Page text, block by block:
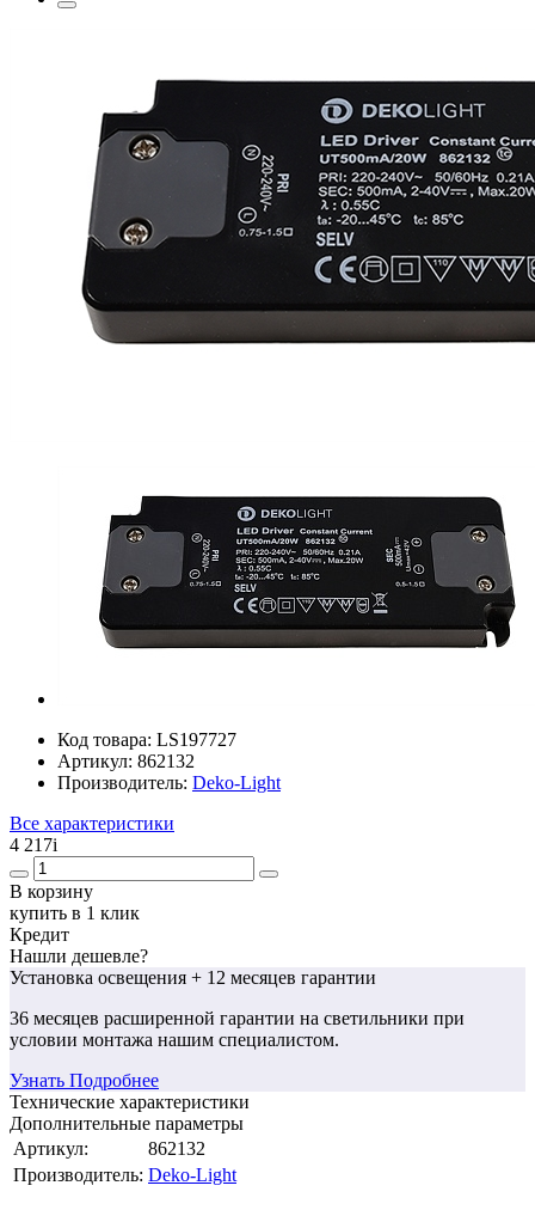
Код товара: LS197727
Артикул: 862132
Производитель: Deko-Light
Все характеристики
4 217i
В корзину
купить в 1 клик
Кредит
Нашли дешевле?
Установка освещения + 12 месяцев гарантии
36 месяцев расширенной гарантии на светильники при
условии монтажа нашим специалистом.
Узнать Подробнее
Технические характеристики
Дополнительные параметры
Артикул:
862132
Производитель: Deko-Light